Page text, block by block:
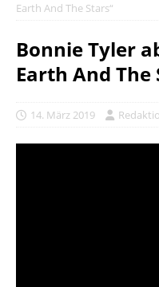
Earth And The Stars“
Bonnie Tyler
Earth And The
14. März 2019